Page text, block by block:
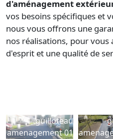
d'aménagement
vos besoins spécifiques et
nous vous offrons une
nos réalisations, pour
d'esprit et une qualité de
guilloteau
amenagement 01